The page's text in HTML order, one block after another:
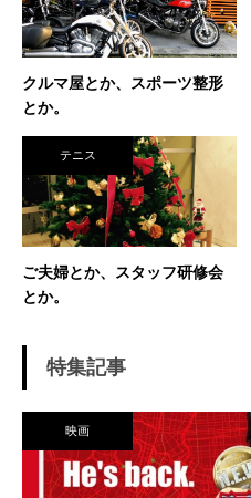
が、今に至り
議な人生。
らったことを
ビジネス界で生き
「努力に勝
クルマ屋とか、スポーツ整形
とか。
テニス
ご夫婦とか、スタッフ研修会
とか。
特集記事
映画